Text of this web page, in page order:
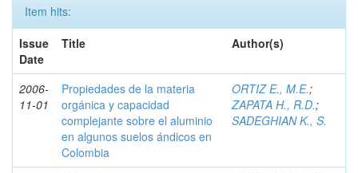
Item hits:
Issue
Date
Title Author(s)
2006-
11-01
Propiedades de la materia
orgánica y capacidad
complejante sobre el aluminio
en algunos suelos ándicos en
Colombia
ORTIZ E., M.E.;
ZAPATA H., R.D.;
SADEGHIAN K., S.